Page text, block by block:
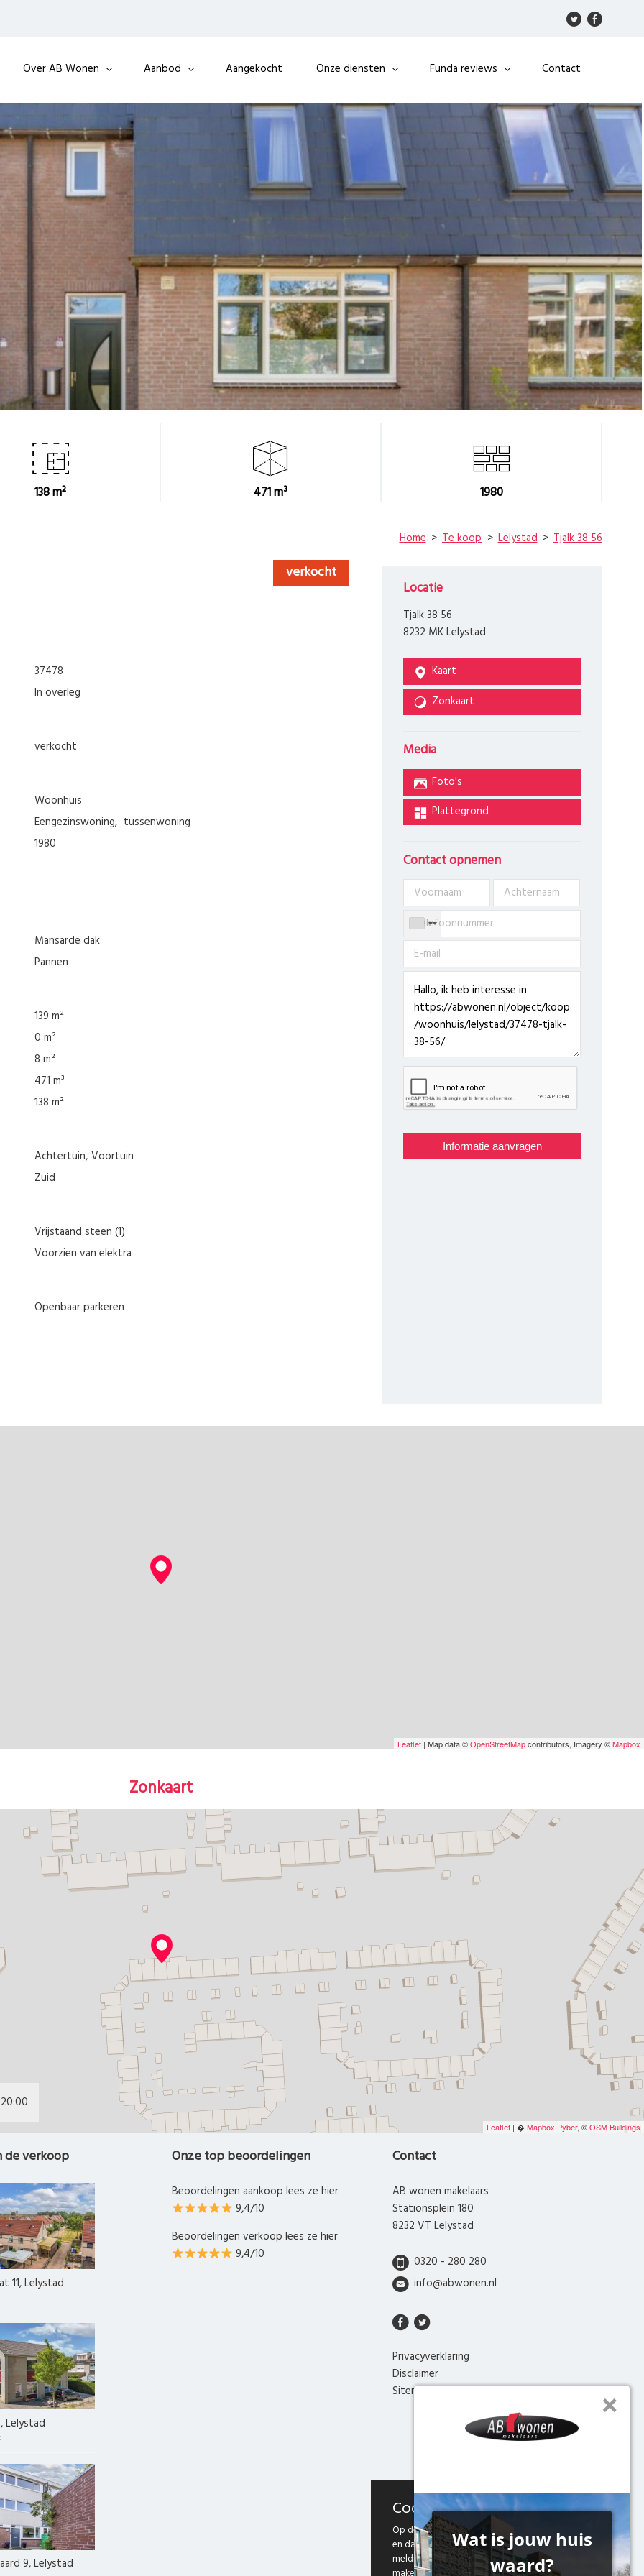
Over AB Wonen Aanbod Aangekocht Onze diensten Funda reviews Contact
138 m² 471 m³ 1980
Home Te koop Lelystad Tjalk 38 56
verkocht
37478
In overleg
verkocht
woonhuis
eengezinswoning tussenwoning
1980
Mansarde dak
Pannen
139 m²
0 m²
8 m²
471 m³
138 m²
Achtertuin Voortuin
Zuid
Vrijstaand steen (1)
Voorzien van elektra
Openbaar parkeren
Locatie
Tjalk 38 56
8232 MK Lelystad
Kaart
Zonkaart
Media
Foto's
Plattegrond
Contact opnemen
Leaflet | Map data ©OpenStreetMapcontributors, Imagery ©Mapbox
Zonkaart
Leaflet | �Mapbox Pyber, ©OSM Buildings
20:00
verkoop
11, Lelystad
Lelystad
9, Lelystad
Onze top beoordelingen
Beoordelingen aankoop lees ze hier
9,4/10
Beoordelingen verkoop lees ze hier
9,4/10
Contact
AB wonen makelaars
Stationsplein 180
8232 VT Lelystad
0320 - 280 280
info@abwonen.nl
Privacyverklaring
Disclaimer
Sitemap
Cookies
Op deze website maken we gebruik van cookies
en daarmee vergelijkbare technieken. Door deze
melding te sluiten, of door gebruik te blijven